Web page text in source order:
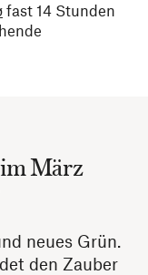
fast 14 Stunden
März
neues Grün.
den Zauber